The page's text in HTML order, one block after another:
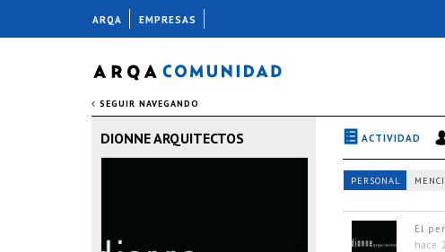
SEGUIR NAVEGANDO
DIONNE ARQUITECTOS ACTIVIDAD
PERSONAL
El
hace
ARQA EMPRESAS